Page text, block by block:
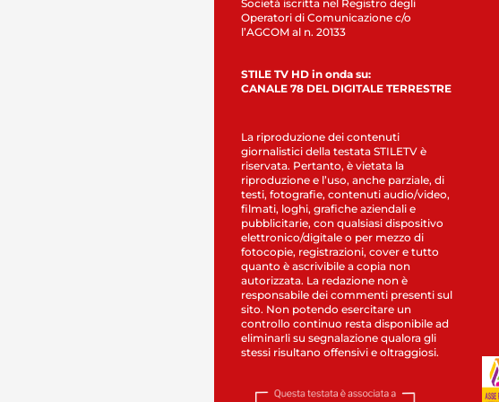
Società iscritta nel Registro degli
Operatori di Comunicazione c/o
l’AGCOM al n. 20133
STILE TV HD in onda su:
CANALE 78 DEL DIGITALE TERRESTRE
La riproduzione dei contenuti
giornalistici della testata STILETV è
riservata. Pertanto, è vietata la
riproduzione e l’uso, anche parziale, di
testi, fotografie, contenuti audio/video,
filmati, loghi, grafiche aziendali e
pubblicitarie, con qualsiasi dispositivo
elettronico/digitale o per mezzo di
fotocopie, registrazioni, cover e tutto
quanto è ascrivibile a copia non
autorizzata. La redazione non è
responsabile dei commenti presenti sul
sito. Non potendo esercitare un
controllo continuo resta disponibile ad
eliminarli su segnalazione qualora gli
stessi risultano offensivi e oltraggiosi.